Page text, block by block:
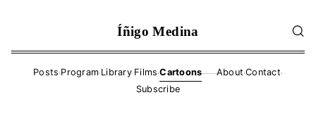
Íñigo Medina
Posts·Program·Library·Films·Cartoons——About·Contact·
Subscribe